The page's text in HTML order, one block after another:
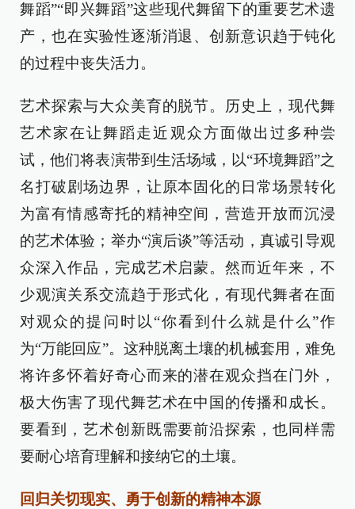
舞蹈”“即兴舞蹈”这些现代舞留下的重要艺术遗
产，也在实验性逐渐消退、创新意识趋于钝化
的过程中丧失活力。
艺术探索与大众美育的脱节。历史上，现代舞
艺术家在让舞蹈走近观众方面做出过多种尝
试，他们将表演带到生活场域，以“环境舞蹈”之
名打破剧场边界，让原本固化的日常场景转化
为富有情感寄托的精神空间，营造开放而沉浸
的艺术体验；举办“演后谈”等活动，真诚引导观
众深入作品，完成艺术启蒙。然而近年来，不
少观演关系交流趋于形式化，有现代舞者在面
对观众的提问时以“你看到什么就是什么”作
为“万能回应”。这种脱离土壤的机械套用，难免
将许多怀着好奇心而来的潜在观众挡在门外，
极大伤害了现代舞艺术在中国的传播和成长。
要看到，艺术创新既需要前沿探索，也同样需
要耐心培育理解和接纳它的土壤。
回归关切现实、勇于创新的精神本源